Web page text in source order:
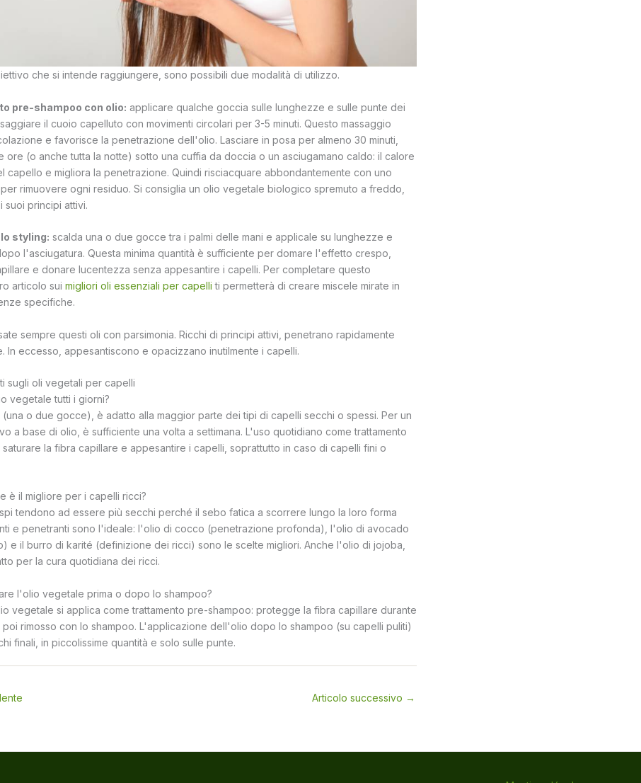
che si intende raggiungere, sono possibili due modalità di utilizzo.
pre-shampoo con olio: applicare qualche goccia sulle lunghezze e sulle punte dei
il cuoio capelluto con movimenti circolari per 3-5 minuti. Questo massaggio
e favorisce la penetrazione dell'olio. Lasciare in posa per almeno 30 minuti,
ore (o anche tutta la notte) sotto una cuffia da doccia o un asciugamano caldo: il calore
capello e migliora la penetrazione. Quindi risciacquare abbondantemente con uno
rimuovere ogni residuo. Si consiglia un olio vegetale biologico spremuto a freddo,
suoi principi attivi.
styling: scalda una o due gocce tra i palmi delle mani e applicale su lunghezze e
l'asciugatura. Questa minima quantità è sufficiente per domare l'effetto crespo,
e donare lucentezza senza appesantire i capelli. Per completare questo
articolo sui migliori oli essenziali per capelli ti permetterà di creare miscele mirate in
specifiche.
sempre questi oli con parsimonia. Ricchi di principi attivi, penetrano rapidamente
In eccesso, appesantiscono e opacizzano inutilmente i capelli.
sugli oli vegetali per capelli
vegetale tutti i giorni?
o due gocce), è adatto alla maggior parte dei tipi di capelli secchi o spessi. Per un
a base di olio, è sufficiente una volta a settimana. L'uso quotidiano come trattamento
la fibra capillare e appesantire i capelli, soprattutto in caso di capelli fini o
è il migliore per i capelli ricci?
tendono ad essere più secchi perché il sebo fatica a scorrere lungo la loro forma
e penetranti sono l'ideale: l'olio di cocco (penetrazione profonda), l'olio di avocado
e il burro di karité (definizione dei ricci) sono le scelte migliori. Anche l'olio di jojoba,
per la cura quotidiana dei ricci.
l'olio vegetale prima o dopo lo shampoo?
vegetale si applica come trattamento pre-shampoo: protegge la fibra capillare durante
rimosso con lo shampoo. L'applicazione dell'olio dopo lo shampoo (su capelli puliti)
finali, in piccolissime quantità e solo sulle punte.
Articolo successivo →